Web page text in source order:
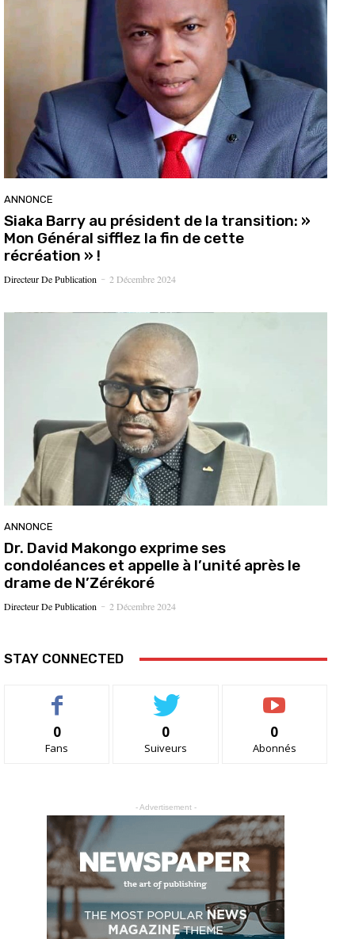
ANNONCE
Siaka Barry au président de la transition: »
Mon Général sifflez la fin de cette
récréation » !
Directeur De Publication - 2 Décembre 2024
ANNONCE
Dr. David Makongo exprime ses
condoléances et appelle à l’unité après le
drame de N’Zérékoré
Directeur De Publication - 2 Décembre 2024
STAY CONNECTED
0
Fans
0
Suiveurs
0
Abonnés
- Advertisement -